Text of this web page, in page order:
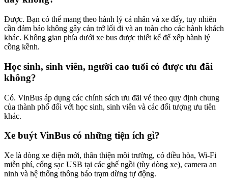
Được. Bạn có thể mang theo hành lý cá nhân và xe đẩy, tuy nhiên
cần đảm bảo không gây cản trở lối đi và an toàn cho các hành khách
khác. Không gian phía dưới xe bus được thiết kế để xếp hành lý
cồng kềnh.
Học sinh, sinh viên, người cao tuổi có được ưu đãi
không?
Có. VinBus áp dụng các chính sách ưu đãi vé theo quy định chung
của thành phố đối với học sinh, sinh viên và các đối tượng ưu tiên
khác.
Xe buýt VinBus có những tiện ích gì?
Xe là dòng xe điện mới, thân thiện môi trường, có điều hòa, Wi-Fi
miễn phí, cổng sạc USB tại các ghế ngồi (tùy dòng xe), camera an
ninh và hệ thống thông báo trạm dừng tự động.